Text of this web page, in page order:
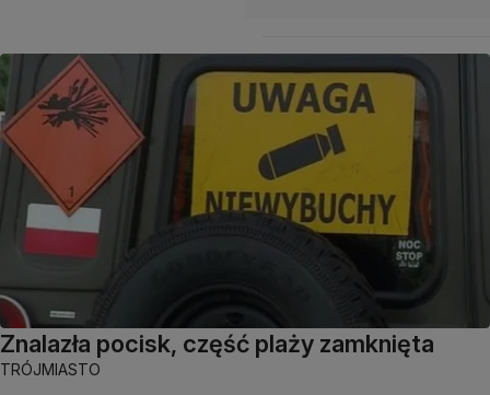
Znalazła pocisk, część plaży zamknięta
TRÓJMIASTO